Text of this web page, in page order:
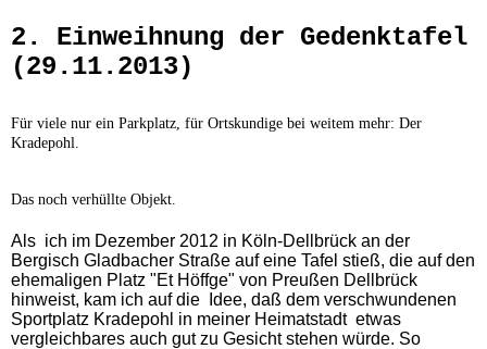
2. Einweihnung der Gedenktafel
(29.11.2013)
Für viele nur ein Parkplatz, für Ortskundige bei weitem mehr: Der
Kradepohl.
Das noch verhüllte Objekt.
Als ich im Dezember 2012 in Köln-Dellbrück an der
Bergisch Gladbacher Straße auf eine Tafel stieß, die auf den
ehemaligen Platz "Et Höffge" von Preußen Dellbrück
hinweist, kam ich auf die Idee, daß dem verschwundenen
Sportplatz Kradepohl in meiner Heimatstadt etwas
vergleichbares auch gut zu Gesicht stehen würde. So